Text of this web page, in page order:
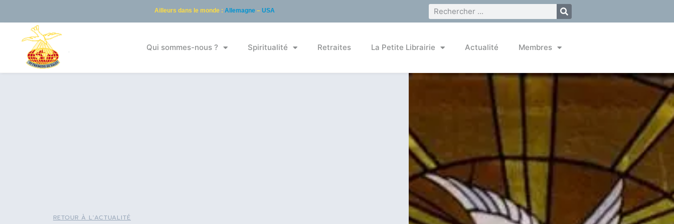
Ailleurs dans le monde : Allemagne– USA
Qui sommes-nous ? Spiritualité Retraites La Petite Librairie Actualité Membres
RETOUR À L'ACTUALITÉ